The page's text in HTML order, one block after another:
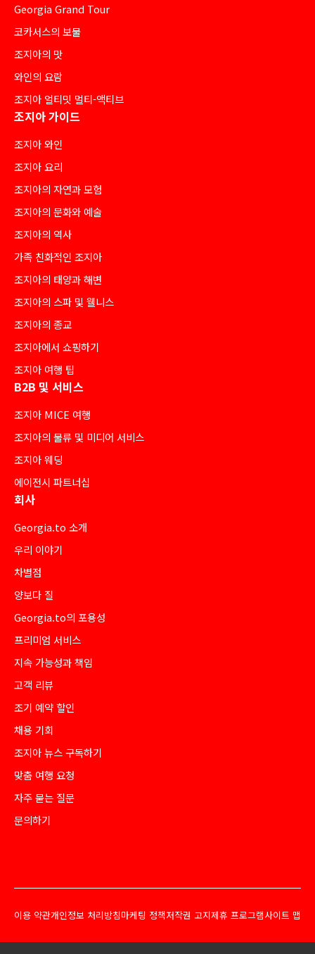
Georgia Grand Tour
코카서스의 보물
조지아의 맛
와인의 요람
조지아 얼티밋 멀티-액티브
조지아 가이드
조지아 와인
조지아 요리
조지아의 자연과 모험
조지아의 문화와 예술
조지아의 역사
가족 친화적인 조지아
조지아의 태양과 해변
조지아의 스파 및 웰니스
조지아의 종교
조지아에서 쇼핑하기
조지아 여행 팁
B2B 및 서비스
조지아 MICE 여행
조지아의 물류 및 미디어 서비스
조지아 웨딩
에이전시 파트너십
회사
Georgia.to 소개
우리 이야기
차별점
양보다 질
Georgia.to의 포용성
프리미엄 서비스
지속 가능성과 책임
고객 리뷰
조기 예약 할인
채용 기회
조지아 뉴스 구독하기
맞춤 여행 요청
자주 묻는 질문
문의하기
이용 약관개인정보 처리방침마케팅 정책저작권 고지제휴 프로그램사이트 맵